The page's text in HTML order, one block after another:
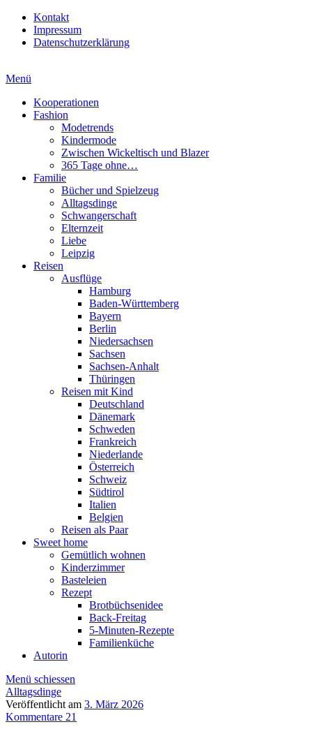
Kontakt
Impressum
Datenschutzerklärung
Menü
Kooperationen
Fashion
Modetrends
Kindermode
Zwischen Wickeltisch und Blazer
365 Tage ohne…
Familie
Bücher und Spielzeug
Alltagsdinge
Schwangerschaft
Elternzeit
Liebe
Leipzig
Reisen
Ausflüge
Hamburg
Baden-Württemberg
Bayern
Berlin
Niedersachsen
Sachsen
Sachsen-Anhalt
Thüringen
Reisen mit Kind
Deutschland
Dänemark
Schweden
Frankreich
Niederlande
Österreich
Schweiz
Südtirol
Italien
Belgien
Reisen als Paar
Sweet home
Gemütlich wohnen
Kinderzimmer
Basteleien
Rezept
Brotbüchsenidee
Back-Freitag
5-Minuten-Rezepte
Familienküche
Autorin
Menü schiessen
Alltagsdinge
Veröffentlicht am 3. März 2026
Kommentare 21